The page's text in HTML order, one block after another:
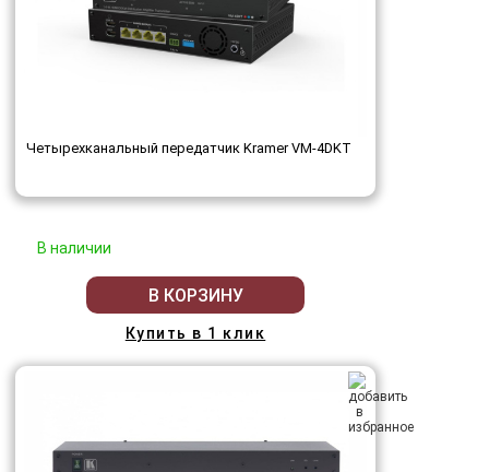
Четырехканальный передатчик Kramer VM-4DKT
В наличии
В КОРЗИНУ
Купить в 1 клик